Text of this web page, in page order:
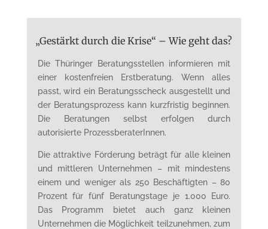
„Gestärkt durch die Krise“ – Wie geht das?
Die Thüringer Beratungsstellen informieren mit
einer kostenfreien Erstberatung. Wenn alles
passt, wird ein Beratungsscheck ausgestellt und
der Beratungsprozess kann kurzfristig beginnen.
Die Beratungen selbst erfolgen durch
autorisierte ProzessberaterInnen.
Die attraktive Förderung beträgt für alle kleinen
und mittleren Unternehmen – mit mindestens
einem und weniger als 250 Beschäftigten – 80
Prozent für fünf Beratungstage je 1.000 Euro.
Das Programm bietet auch ganz kleinen
Unternehmen die Möglichkeit teilzunehmen, zum